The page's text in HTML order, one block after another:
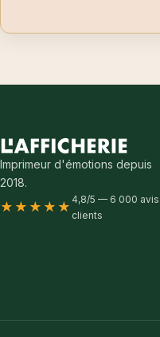
Imprimeur d'émotions depuis
2018.
★★★★★ 4,8/5 — 6 000 avis
clients